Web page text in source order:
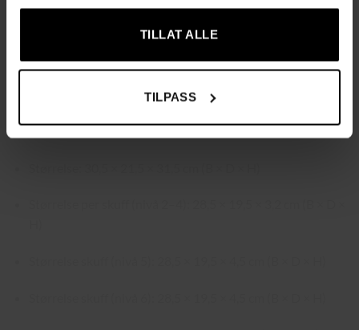
TILLAT ALLE
TILPASS
Produktinformasjon
Materiale: MDF (ramme), fløyel (innside), PU (ytterflate)